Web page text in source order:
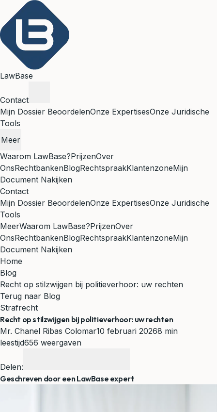
LawBase
Contact
Mijn Dossier BeoordelenOnze ExpertisesOnze Juridische
Tools
Meer
Waarom LawBase?PrijzenOver
OnsRechtbankenBlogRechtspraakKlantenzoneMijn
Document Nakijken
Contact
Mijn Dossier BeoordelenOnze ExpertisesOnze Juridische
Tools
MeerWaarom LawBase?PrijzenOver
OnsRechtbankenBlogRechtspraakKlantenzoneMijn
Document Nakijken
Home
Blog
Recht op stilzwijgen bij politieverhoor: uw rechten
Terug naar Blog
Strafrecht
Recht op stilzwijgen bij politieverhoor: uw rechten
Mr. Chanel Ribas Colomar10 februari 20268 min
leestijd656 weergaven
Delen:
Geschreven door een LawBase expert